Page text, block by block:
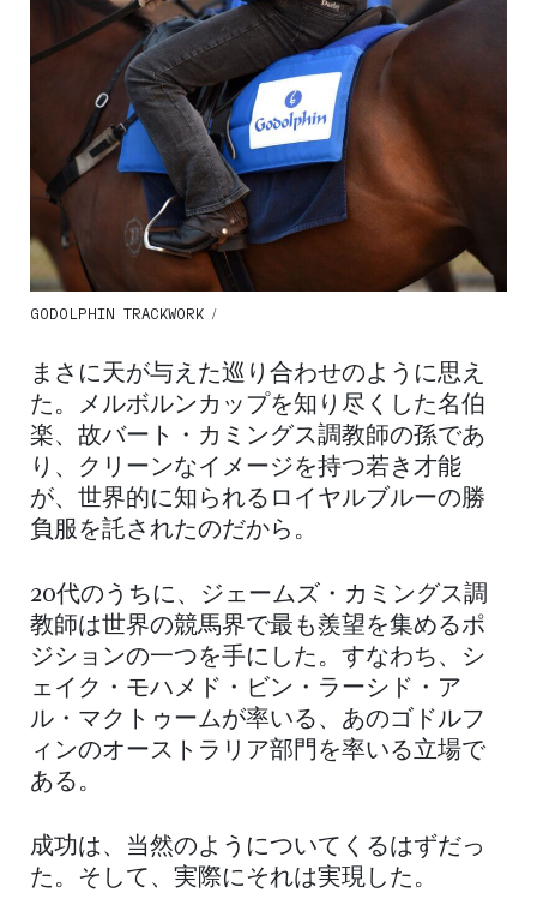
GODOLPHIN TRACKWORK /
まさに天が与えた巡り合わせのように思え
た。メルボルンカップを知り尽くした名伯
楽、故バート・カミングス調教師の孫であ
り、クリーンなイメージを持つ若き才能
が、世界的に知られるロイヤルブルーの勝
負服を託されたのだから。
20代のうちに、ジェームズ・カミングス調
教師は世界の競馬界で最も羨望を集めるポ
ジションの一つを手にした。すなわち、シ
ェイク・モハメド・ビン・ラーシド・ア
ル・マクトゥームが率いる、あのゴドルフ
ィンのオーストラリア部門を率いる立場で
ある。
成功は、当然のようについてくるはずだっ
た。そして、実際にそれは実現した。